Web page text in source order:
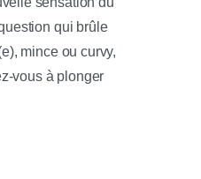
qui brûle
mince ou curvy,
vous à plonger